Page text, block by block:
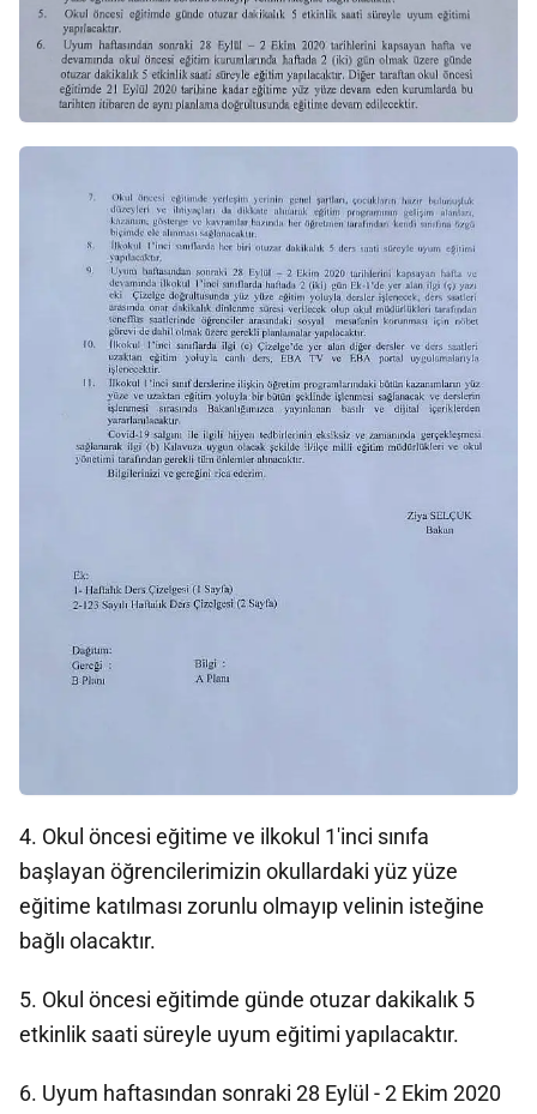
4. Okul öncesi eğitime ve ilkokul 1'inci sınıfa
başlayan öğrencilerimizin okullardaki yüz yüze
eğitime katılması zorunlu olmayıp velinin isteğine
bağlı olacaktır.
5. Okul öncesi eğitimde günde otuzar dakikalık 5
etkinlik saati süreyle uyum eğitimi yapılacaktır.
6. Uyum haftasından sonraki 28 Eylül - 2 Ekim 2020